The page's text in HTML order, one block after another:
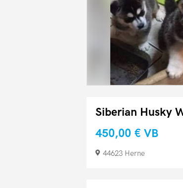
Siberian Husky
450,00 € VB
44623 Herne